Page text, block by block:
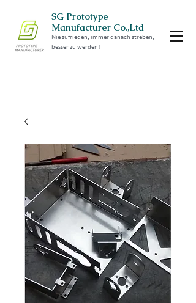
SG Prototype
Manufacturer Co.,Ltd
Nie zufrieden, immer danach streben,
besser zu werden!